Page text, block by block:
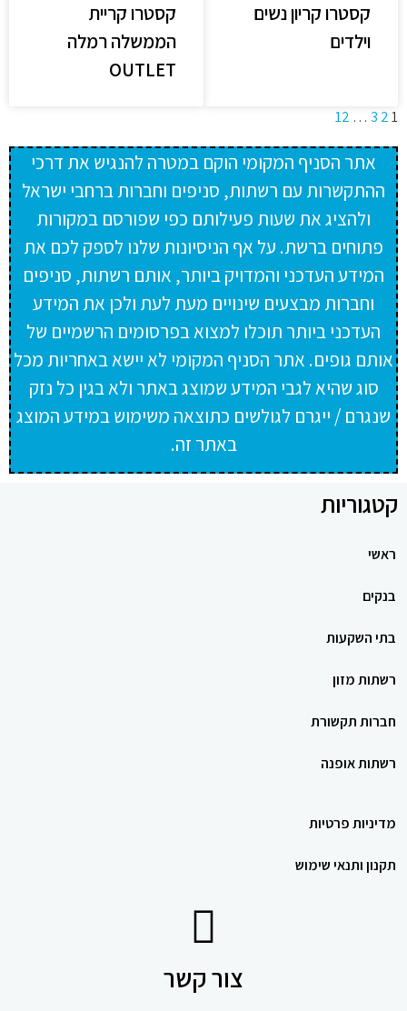
קסטרו קריון נשים
וילדים
קסטרו קריית
הממשלה רמלה
OUTLET
1
2
3
…
12
אתר הסניף המקומי הוקם במטרה להנגיש את דרכי
ההתקשרות עם רשתות, סניפים וחברות ברחבי ישראל
ולהציג את שעות פעילותם כפי שפורסם במקורות
פתוחים ברשת. על אף הניסיונות שלנו לספק לכם את
המידע העדכני והמדויק ביותר, אותם רשתות, סניפים
וחברות מבצעים שינויים מעת לעת ולכן את המידע
העדכני ביותר תוכלו למצוא בפרסומים הרשמיים של
אותם גופים. אתר הסניף המקומי לא יישא באחריות מכל
סוג שהיא לגבי המידע שמוצג באתר ולא בגין כל נזק
שנגרם / ייגרם לגולשים כתוצאה משימוש במידע המוצג
באתר זה.
קטגוריות
ראשי
בנקים
בתי השקעות
רשתות מזון
חברות תקשורת
רשתות אופנה
מדיניות פרטיות
תקנון ותנאי שימוש
צור קשר